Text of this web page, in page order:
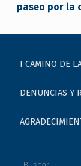
paseo por la
I CAMINO DE
DENUNCIAS Y